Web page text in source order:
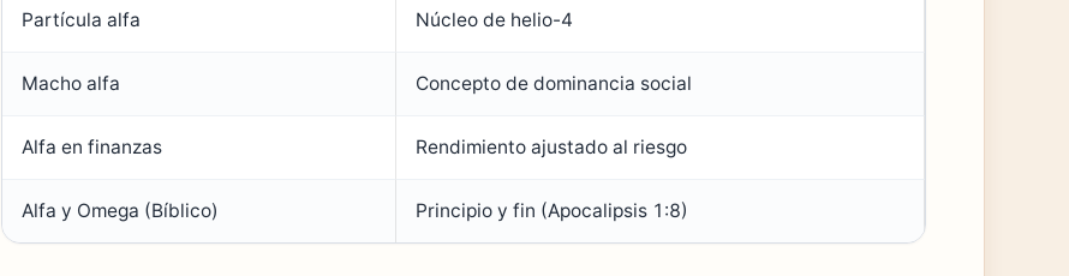
Partícula alfa Núcleo de helio-4
Macho alfa Concepto de dominancia social
Alfa en finanzas Rendimiento ajustado al riesgo
Alfa y Omega (Bíblico) Principio y fin (Apocalipsis 1:8)